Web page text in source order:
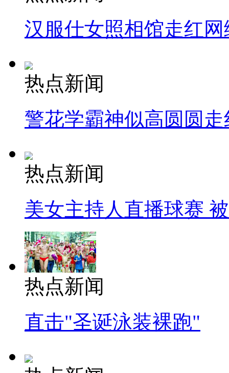
汉服仕女照相馆走红网
热点新闻
警花学霸神似高圆圆走
热点新闻
美女主持人直播球赛
热点新闻
直击"圣诞泳装裸跑"